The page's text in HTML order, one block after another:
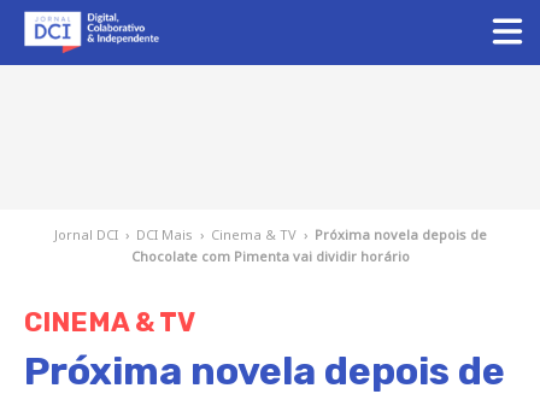
Jornal DCI › DCI Mais › Cinema & TV › Próxima novela depois de
Chocolate com Pimenta vai dividir horário
CINEMA & TV
Próxima novela depois de